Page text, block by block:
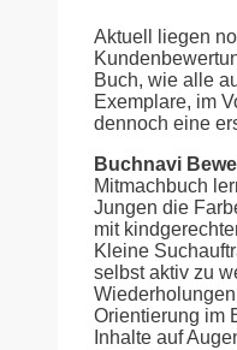
Aktuell liegen
Buch, wie alle
Exemplare, im
dennoch eine
Buchnavi
Mitmachbuch
Jungen die
mit
Kleine
selbst aktiv zu
Orientierung im
Inhalte auf